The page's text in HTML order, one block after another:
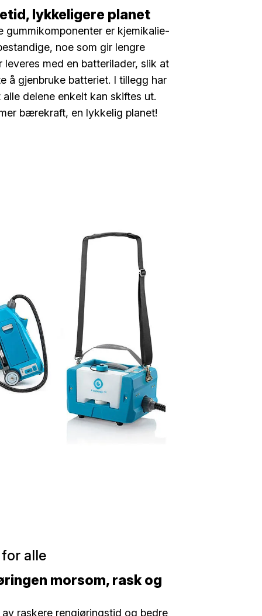
lykkeligere planet
gummikomponenter er kjemikalie-
noe som gir lengre
med en batterilader, slik at
å gjenbruke batteriet. I tillegg har
delene enkelt kan skiftes ut.
bærekraft, en lykkelig planet!
alle
morsom, rask og
raskere rengjøringstid og bedre